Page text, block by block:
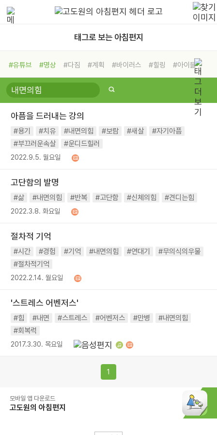
태그로 보는 아침편지
#유튜브 #명상 #다짐 #계획 #바이러스 #힐링
#아이들
#비전캠프
#독서캠프 #삶
#희망
#나눔 #친구 #링컨학교
#독서
#건강 #면역력
아픔을 드러내는 강의
#용기 #치유 #내면의힘 #보람 #새살
#자기아픔
#부끄러운속살
#운디드힐러
2022.9.5. 월요일
고단함의 발명
#삶 #내면의힘 #반복 #고단함 #신체의힘 #견디는힘
2022.3.8. 화요일
절차적 기억
#시간 #경험 #기억 #내면의힘 #연대기
#무의식의우물
#절차적기억
2022.2.14. 월요일
'스트레스 어벤저스'
#힘 #내면 #스트레스 #어벤저스 #만병
#내면의힘
#회복력
2017.3.30. 목요일
1
모바일 앱 다운로드
고도원의 아침편지